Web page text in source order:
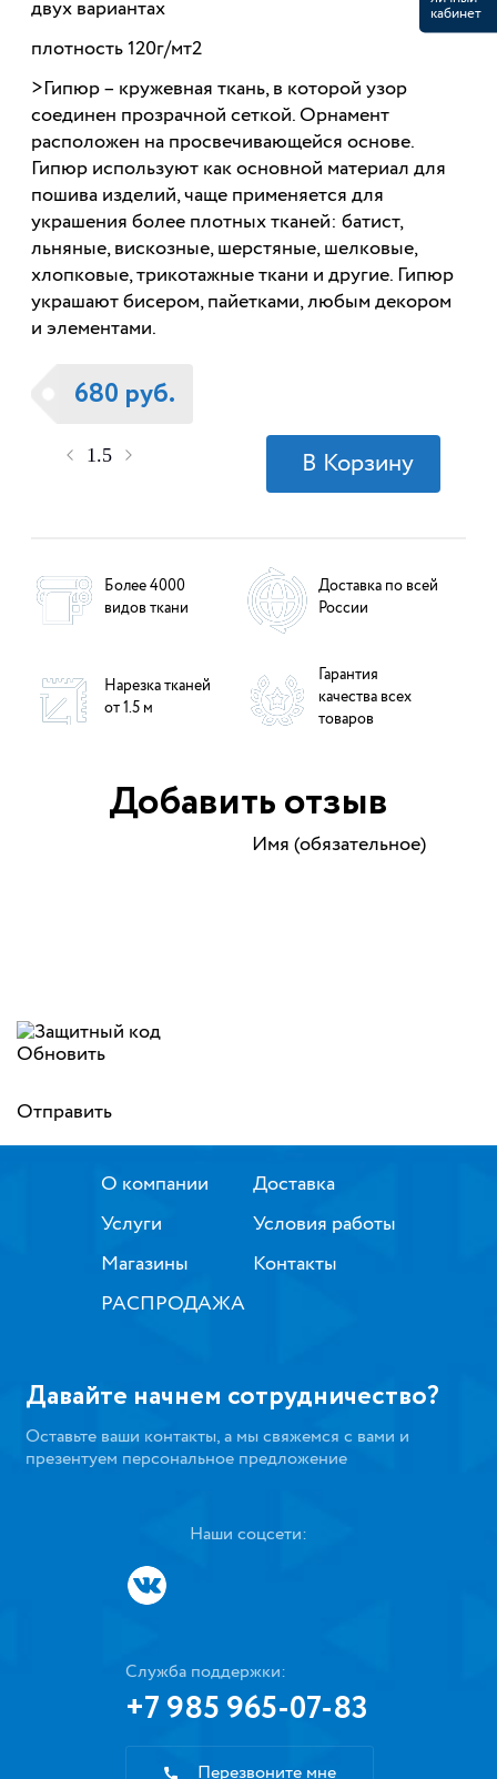
двух вариантах
плотность 120г/мт2
>Гипюр – кружевная ткань, в которой узор
соединен прозрачной сеткой. Орнамент
расположен на просвечивающейся основе.
Гипюр используют как основной материал для
пошива изделий, чаще применяется для
украшения более плотных тканей: батист,
льняные, вискозные, шерстяные, шелковые,
хлопковые, трикотажные ткани и другие. Гипюр
украшают бисером, пайетками, любым декором
и элементами.
680 руб.
Более 4000
видов ткани
Доставка по всей
России
Нарезка тканей
от 1.5 м
Гарантия
качества всех
товаров
Добавить отзыв
Имя (обязательное)
Обновить
Отправить
кабинет
О компании
Услуги
Магазины
РАСПРОДАЖА
Доставка
Условия работы
Контакты
Давайте начнем сотрудничество?
Оставьте ваши контакты, а мы свяжемся с вами и
презентуем персональное предложение
Наши соцсети:
Служба поддержки:
+7 985 965-07-83
Перезвоните мне